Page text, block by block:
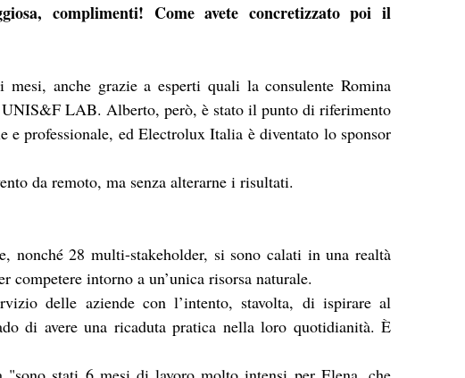
complimenti! Come avete concretizzato poi il
anche grazie a esperti quali la consulente Romina
LAB. Alberto, però, è stato il punto di riferimento
e professionale, ed Electrolux Italia è diventato lo sponsor
da remoto, ma senza alterarne i risultati.
nonché 28 multi-stakeholder, si sono calati in una realtà
intorno a un’unica risorsa naturale.
di avere una ricaduta pratica nella loro quotidianità. È